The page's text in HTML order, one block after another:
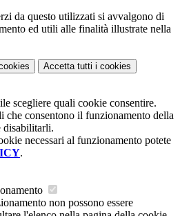
da questo utilizzati si avvalgono di
ed utili alle finalità illustrate nella
Accetta tutti i cookies
scegliere quali cookie consentire.
che consentono il funzionamento della
disabilitarli.
necessari al funzionamento potete
.
non possono essere